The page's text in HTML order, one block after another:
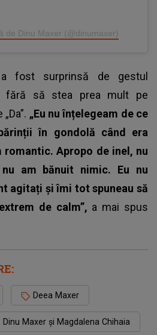
de Dinu Maxer (@dinumaxer)
fost surprinsă de gestul
fără să stea prea mult pe
„Eu nu înțelegeam de ce
în gondolă când era
romantic. Apropo de inel, nu
am bănuit nimic. Eu nu
agitați și îmi tot spuneau să
de calm”, a mai spus
Deea Maxer
Dinu Maxer și Magdalena Chihaia